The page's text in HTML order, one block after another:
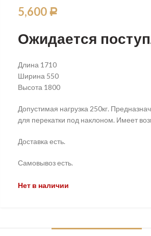
5,600 Р
Ожидается
Длина 1710
Ширина 550
Высота 1800
Допустимая нагрузка 250кг.
для перекатки под наклоном. Имеет
Доставка есть.
Самовывоз есть.
Нет в наличии